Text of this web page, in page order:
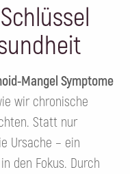
Mangel Symptome
wir chronische
Statt nur
Ursache – ein
den Fokus. Durch